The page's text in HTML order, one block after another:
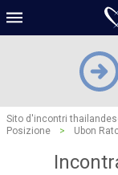
Sito d'incontri
Posizione
> Ubon